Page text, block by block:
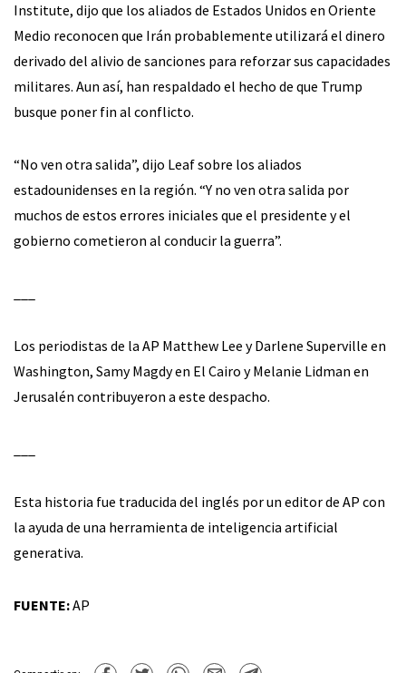
Institute, dijo que los aliados de Estados Unidos en Oriente
Medio reconocen que Irán probablemente utilizará el dinero
derivado del alivio de sanciones para reforzar sus capacidades
militares. Aun así, han respaldado el hecho de que Trump
busque poner fin al conflicto.
“No ven otra salida”, dijo Leaf sobre los aliados
estadounidenses en la región. “Y no ven otra salida por
muchos de estos errores iniciales que el presidente y el
gobierno cometieron al conducir la guerra”.
Los periodistas de la AP Matthew Lee y Darlene Superville en
Washington, Samy Magdy en El Cairo y Melanie Lidman en
Jerusalén contribuyeron a este despacho.
Esta historia fue traducida del inglés por un editor de AP con
la ayuda de una herramienta de inteligencia artificial
generativa.
FUENTE:AP